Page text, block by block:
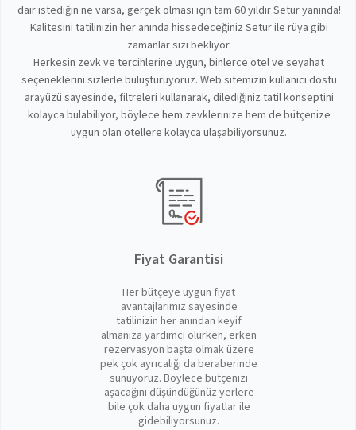
dair istediğin ne varsa, gerçek olması için tam 60 yıldır Setur yanında!
Kalitesini tatilinizin her anında hissedeceğiniz Setur ile rüya gibi
zamanlar sizi bekliyor.
Herkesin zevk ve tercihlerine uygun, binlerce otel ve seyahat
seçeneklerini sizlerle buluşturuyoruz. Web sitemizin kullanıcı dostu
arayüzü sayesinde, filtreleri kullanarak, dilediğiniz tatil konseptini
kolayca bulabiliyor, böylece hem zevklerinize hem de bütçenize
uygun olan otellere kolayca ulaşabiliyorsunuz.
Fiyat Garantisi
Her bütçeye uygun fiyat
avantajlarımız sayesinde
tatilinizin her anından keyif
almanıza yardımcı olurken, erken
rezervasyon başta olmak üzere
pek çok ayrıcalığı da beraberinde
sunuyoruz. Böylece bütçenizi
aşacağını düşündüğünüz yerlere
bile çok daha uygun fiyatlar ile
gidebiliyorsunuz.